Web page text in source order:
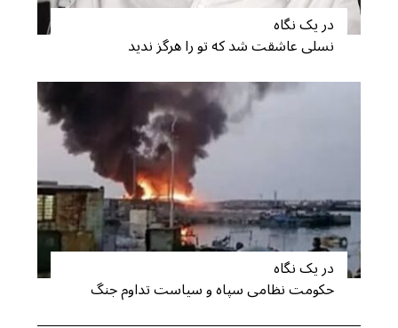
در یک نگاه
نسلی عاشقت شد که تو را هرگز ندید
در یک نگاه
حکومت نظامی سپاه و سیاست تداوم جنگ
: